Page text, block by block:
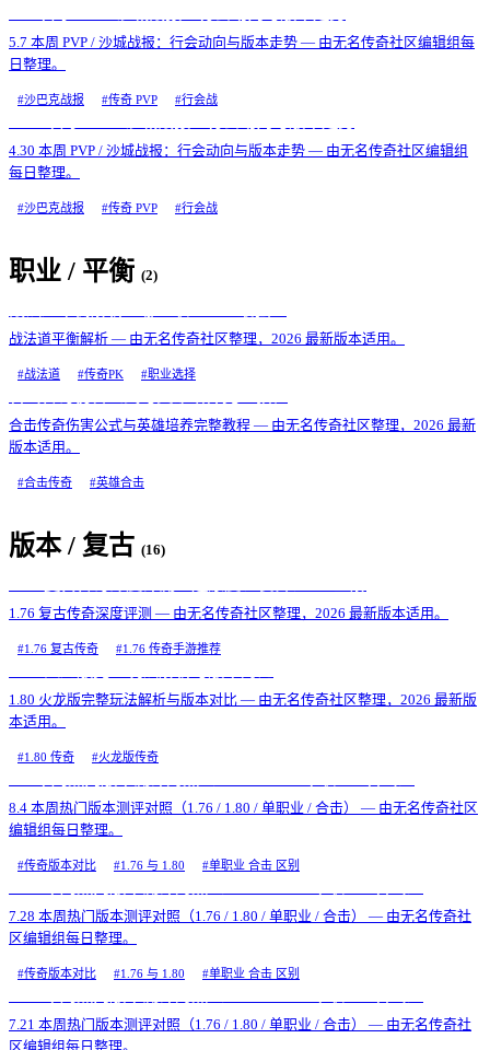
5.7 本周 PVP / 沙城战报：行会动向与版本走势 — 由无名传奇社区编辑组每
日整理。
#沙巴克战报 #传奇 PVP #行会战
4.30 本周 PVP / 沙城战报：行会动向与版本走势 — 由无名传奇社区编辑组
每日整理。
#沙巴克战报 #传奇 PVP #行会战
职业 / 平衡 (2)
战法道平衡解析 — 由无名传奇社区整理，2026 最新版本适用。
#战法道 #传奇PK #职业选择
合击传奇伤害公式与英雄培养完整教程 — 由无名传奇社区整理，2026 最新
版本适用。
#合击传奇 #英雄合击
版本 / 复古 (16)
1.76 复古传奇深度评测 — 由无名传奇社区整理，2026 最新版本适用。
#1.76 复古传奇 #1.76 传奇手游推荐
1.80 火龙版完整玩法解析与版本对比 — 由无名传奇社区整理，2026 最新版
本适用。
#1.80 传奇 #火龙版传奇
8.4 本周热门版本测评对照（1.76 / 1.80 / 单职业 / 合击） — 由无名传奇社区
编辑组每日整理。
#传奇版本对比 #1.76 与 1.80 #单职业 合击 区别
7.28 本周热门版本测评对照（1.76 / 1.80 / 单职业 / 合击） — 由无名传奇社
区编辑组每日整理。
#传奇版本对比 #1.76 与 1.80 #单职业 合击 区别
7.21 本周热门版本测评对照（1.76 / 1.80 / 单职业 / 合击） — 由无名传奇社
区编辑组每日整理。